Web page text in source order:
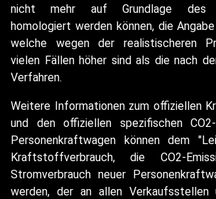
nicht mehr auf Grundlage des
homologiert werden können, die
welche wegen der realistischeren
vielen Fällen höher sind als die nach
Verfahren.
Weitere Informationen zum offiziellen
und den offiziellen spezifischen CO2-
Personenkraftwagen können dem
Kraftstoffverbrauch, die CO2-
Stromverbrauch neuer
werden, der an allen